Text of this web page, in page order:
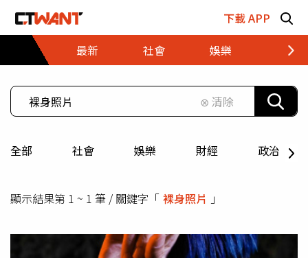
下載 APP
最新
社會 娛樂 財經
⊗ 清除
全部 社會 娛樂 財經 政治
顯示結果第 1 ~ 1 筆 / 關鍵字「 裸身照片 」